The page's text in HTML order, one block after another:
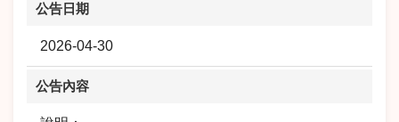
公告日期
2026-04-30
公告內容